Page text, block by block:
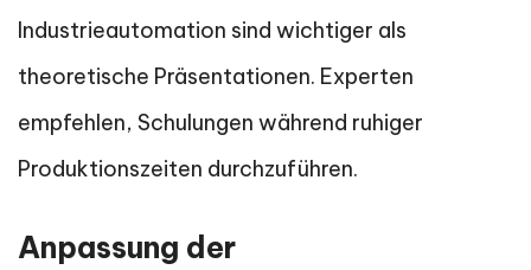
Industrieautomation sind wichtiger als
theoretische Präsentationen. Experten
empfehlen, Schulungen während ruhiger
Produktionszeiten durchzuführen.
Anpassung der